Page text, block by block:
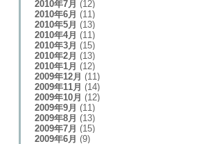
2010年7月 (12)
2010年6月 (11)
2010年5月 (13)
2010年4月 (11)
2010年3月 (15)
2010年2月 (13)
2010年1月 (12)
2009年12月 (11)
2009年11月 (14)
2009年10月 (12)
2009年9月 (11)
2009年8月 (13)
2009年7月 (15)
2009年6月 (9)